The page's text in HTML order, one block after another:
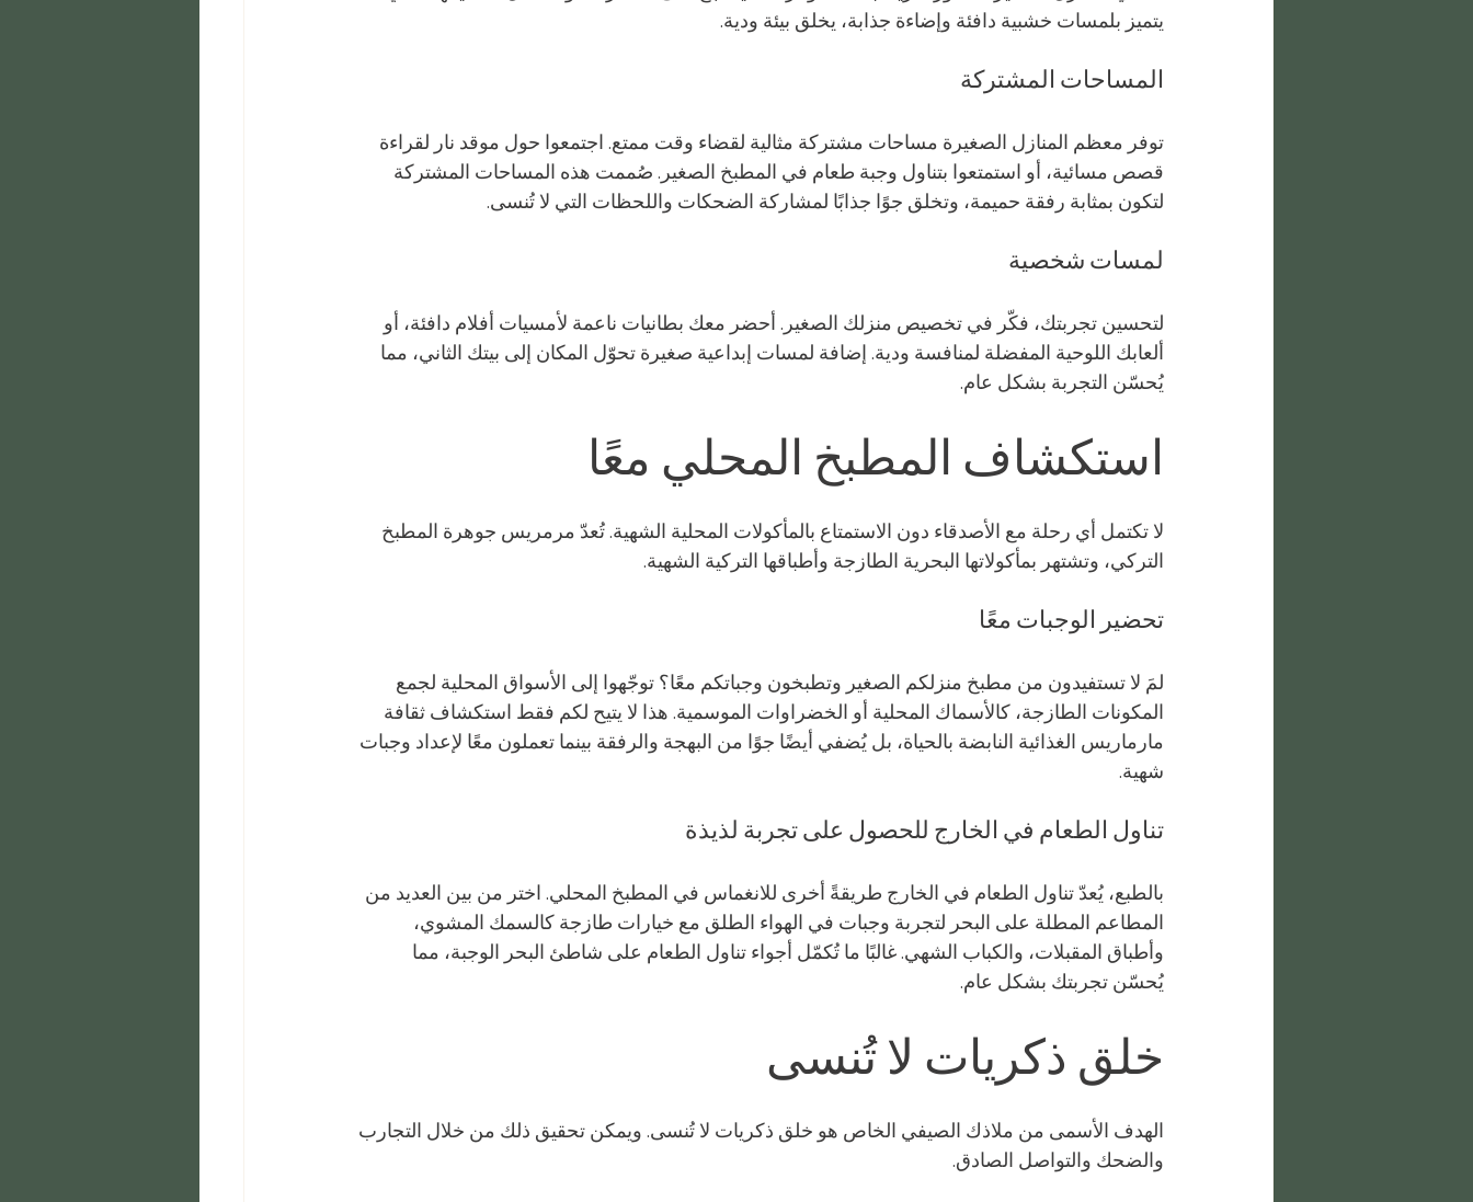
يتميز بلمسات خشبية دافئة وإضاءة جذابة، يخلق بيئة ودية.
المساحات المشتركة
توفر معظم المنازل الصغيرة مساحات مشتركة مثالية لقضاء وقت ممتع. اجتمعوا حول موقد نار لقراءة
قصص مسائية، أو استمتعوا بتناول وجبة طعام في المطبخ الصغير. صُممت هذه المساحات المشتركة
لتكون بمثابة رفقة حميمة، وتخلق جوًا جذابًا لمشاركة الضحكات واللحظات التي لا تُنسى.
لمسات شخصية
لتحسين تجربتك، فكّر في تخصيص منزلك الصغير. أحضر معك بطانيات ناعمة لأمسيات أفلام دافئة، أو
ألعابك اللوحية المفضلة لمنافسة ودية. إضافة لمسات إبداعية صغيرة تحوّل المكان إلى بيتك الثاني، مما
يُحسّن التجربة بشكل عام.
استكشاف المطبخ المحلي معًا
لا تكتمل أي رحلة مع الأصدقاء دون الاستمتاع بالمأكولات المحلية الشهية. تُعدّ مرمريس جوهرة المطبخ
التركي، وتشتهر بمأكولاتها البحرية الطازجة وأطباقها التركية الشهية.
تحضير الوجبات معًا
لمَ لا تستفيدون من مطبخ منزلكم الصغير وتطبخون وجباتكم معًا؟ توجّهوا إلى الأسواق المحلية لجمع
المكونات الطازجة، كالأسماك المحلية أو الخضراوات الموسمية. هذا لا يتيح لكم فقط استكشاف ثقافة
مارماريس الغذائية النابضة بالحياة، بل يُضفي أيضًا جوًا من البهجة والرفقة بينما تعملون معًا لإعداد وجبات
شهية.
تناول الطعام في الخارج للحصول على تجربة لذيذة
بالطبع، يُعدّ تناول الطعام في الخارج طريقةً أخرى للانغماس في المطبخ المحلي. اختر من بين العديد من
المطاعم المطلة على البحر لتجربة وجبات في الهواء الطلق مع خيارات طازجة كالسمك المشوي،
وأطباق المقبلات، والكباب الشهي. غالبًا ما تُكمّل أجواء تناول الطعام على شاطئ البحر الوجبة، مما
يُحسّن تجربتك بشكل عام.
خلق ذكريات لا تُنسى
الهدف الأسمى من ملاذك الصيفي الخاص هو خلق ذكريات لا تُنسى. ويمكن تحقيق ذلك من خلال التجارب
والضحك والتواصل الصادق.